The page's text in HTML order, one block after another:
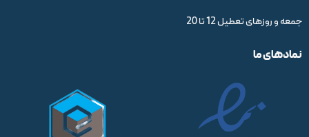
جمعه و روزهای تعطیل 12 تا 20
نمادهای ما